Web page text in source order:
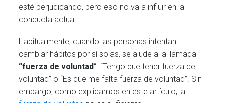
esté perjudicando, pero eso no va a influir en la
conducta actual.
Habitualmente, cuando las personas intentan
cambiar hábitos por sí solas, se alude a la llamada
“fuerza de voluntad“. “Tengo que tener fuerza de
voluntad” o “Es que me falta fuerza de voluntad”. Sin
embargo, como explicamos en este artículo, la